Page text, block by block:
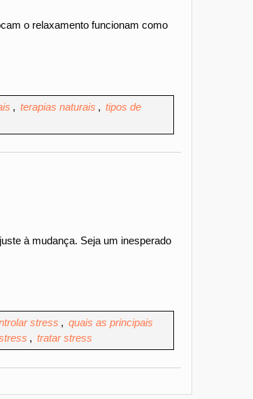
o relaxamento funcionam como
, terapias naturais , tipos de
à mudança. Seja um inesperado
stress , quais as principais
, tratar stress